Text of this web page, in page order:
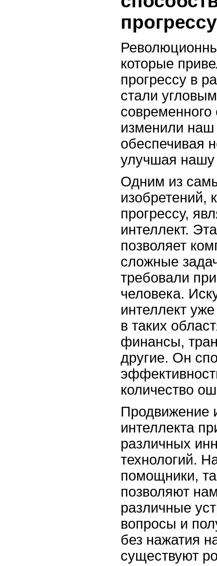
прогрессу
которые
прогрессу в
стали
изменили наш
обеспечивая
улучшая нашу
Одним из
изобретений,
прогрессу,
интеллект.
позволяет
сложные
требовали
человека.
интеллект
в таких
финансы,
другие. Он
количество
Продвижение
интеллекта
различных
технологий.
помощники,
позволяют
различные
вопросы и
без нажатия
существуют